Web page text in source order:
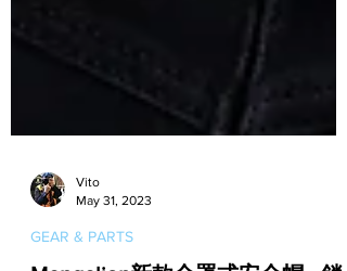
May 31, 2023